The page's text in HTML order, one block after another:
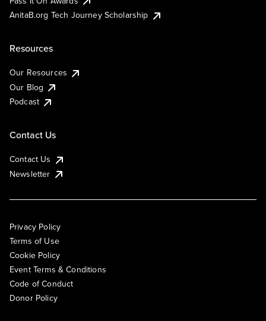
AnitaB.org Tech Journey Scholarship
Resources
Our Resources
Our Blog
Podcast
Contact Us
Contact Us
Newsletter
Privacy Policy
Terms of Use
Cookie Policy
Event Terms & Conditions
Code of Conduct
Donor Policy